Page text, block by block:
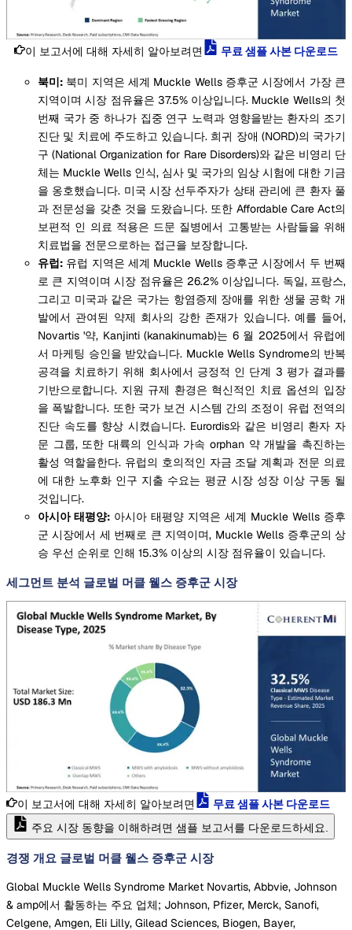
이 보고서에 대해 자세히 알아보려면 무료 샘플 사본 다운로드
북미: 북미 지역은 세계 Muckle Wells 증후군 시장에서 가장 큰
지역이며 시장 점유율은 37.5% 이상입니다. Muckle Wells의 첫
번째 국가 중 하나가 집중 연구 노력과 영향을받는 환자의 조기
진단 및 치료에 주도하고 있습니다. 희귀 장애 (NORD)의 국가기
구 (National Organization for Rare Disorders)와 같은 비영리 단
체는 Muckle Wells 인식, 심사 및 국가의 임상 시험에 대한 기금
을 옹호했습니다. 미국 시장 선두주자가 상태 관리에 큰 환자 풀
과 전문성을 갖춘 것을 도왔습니다. 또한 Affordable Care Act의
보편적 인 의료 적용은 드문 질병에서 고통받는 사람들을 위해
치료법을 전문으로하는 접근을 보장합니다.
유럽: 유럽 지역은 세계 Muckle Wells 증후군 시장에서 두 번째
로 큰 지역이며 시장 점유율은 26.2% 이상입니다. 독일, 프랑스,
그리고 미국과 같은 국가는 항염증제 장애를 위한 생물 공학 개
발에서 관여된 약제 회사의 강한 존재가 있습니다. 예를 들어,
Novartis '약, Kanjinti (kanakinumab)는 6 월 2025에서 유럽에
서 마케팅 승인을 받았습니다. Muckle Wells Syndrome의 반복
공격을 치료하기 위해 회사에서 긍정적 인 단계 3 평가 결과를
기반으로합니다. 지원 규제 환경은 혁신적인 치료 옵션의 입장
을 폭발합니다. 또한 국가 보건 시스템 간의 조정이 유럽 전역의
진단 속도를 향상 시켰습니다. Eurordis와 같은 비영리 환자 자
문 그룹, 또한 대륙의 인식과 가속 orphan 약 개발을 촉진하는
활성 역할을한다. 유럽의 호의적인 자금 조달 계획과 전문 의료
에 대한 노후화 인구 지출 수요는 평균 시장 성장 이상 구동 될
것입니다.
아시아 태평양: 아시아 태평양 지역은 세계 Muckle Wells 증후
군 시장에서 세 번째로 큰 지역이며, Muckle Wells 증후군의 상
승 우선 순위로 인해 15.3% 이상의 시장 점유율이 있습니다.
세그먼트 분석 글로벌 머클 웰스 증후군 시장
이 보고서에 대해 자세히 알아보려면 무료 샘플 사본 다운로드
주요 시장 동향을 이해하려면 샘플 보고서를 다운로드하세요.
경쟁 개요 글로벌 머클 웰스 증후군 시장
Global Muckle Wells Syndrome Market Novartis, Abbvie, Johnson
& amp에서 활동하는 주요 업체; Johnson, Pfizer, Merck, Sanofi,
Celgene, Amgen, Eli Lilly, Gilead Sciences, Biogen, Bayer,